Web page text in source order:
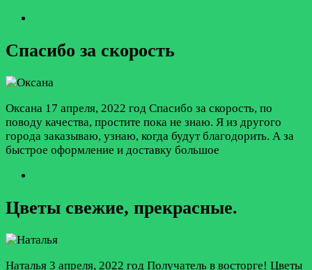
Спасибо за скорость
Оксана 17 апреля, 2022 год Спасибо за скорость, по
поводу качества, простите пока не знаю. Я из другого
города заказываю, узнаю, когда будут благодорить. А за
быстрое оформление и доставку большое
Цветы свежие, прекрасные.
Наталья 3 апреля, 2022 год Получатель в восторге! Цветы